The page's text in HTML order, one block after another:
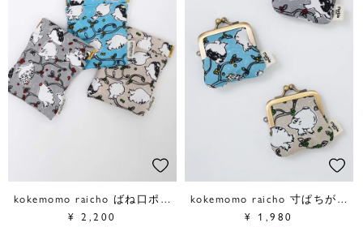
kokemomo raicho ばね口ポーチ
¥ 2,200
kokemomo raicho 寸ぱちがま口財布
¥ 1,980